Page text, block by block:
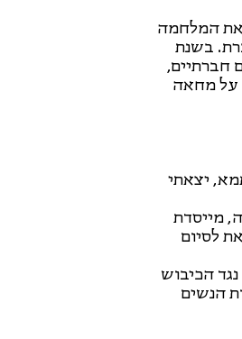
את המלחמה
בשנת
מאבקים חברתיים,
על מחאה
יצאתי
מייסדת
לסיום
בקבוצות נגד הכיבוש
הנשים